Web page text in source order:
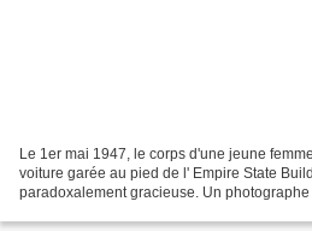
Le 1er mai 1947, le corps d'une jeune
voiture garée au pied de l' Empire State
paradoxalement gracieuse. Un